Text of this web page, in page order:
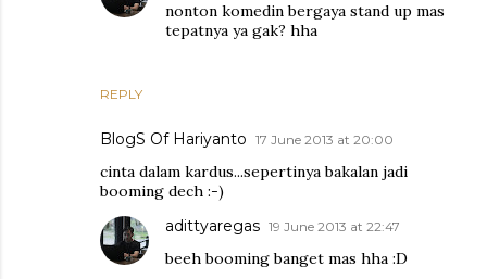
REPLY
nonton komedin bergaya stand up mas
tepatnya ya gak? hha
BlogS Of Hariyanto 17 June 2013 at 20:00
cinta dalam kardus...sepertinya bakalan jadi
booming dech :-)
adittyaregas 19 June 2013 at 22:47
beeh booming banget mas hha :D